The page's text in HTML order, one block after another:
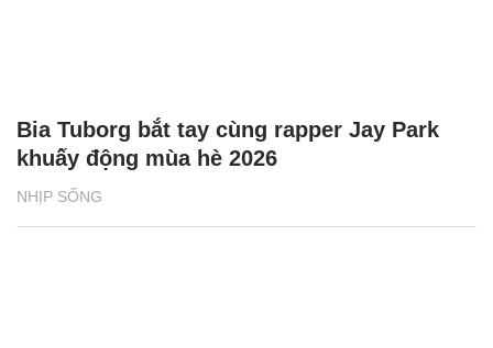
NHỊP SỐNG
Bia Tuborg bắt tay cùng rapper Jay Park
khuấy động mùa hè 2026